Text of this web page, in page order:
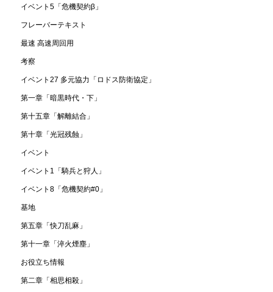
イベント5「危機契約β」
フレーバーテキスト
最速 高速周回用
考察
イベント27 多元協力「ロドス防衛協定」
第一章「暗黒時代・下」
第十五章「解離結合」
第十章「光冠残蝕」
イベント
イベント1「騎兵と狩人」
イベント8「危機契約#0」
基地
第五章「快刀乱麻」
第十一章「淬火煙塵」
お役立ち情報
第二章「相思相殺」